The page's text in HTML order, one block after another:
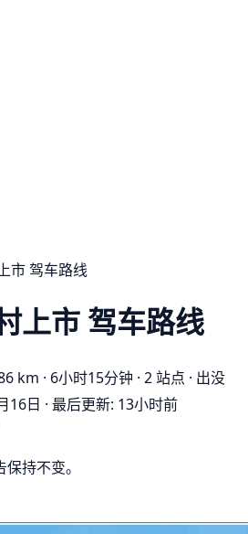
市 驾车路线
上市 驾车路线
km · 6小时15分钟 · 2 站点 · 出没
16日 · 最后更新: 13小时前
持不变。